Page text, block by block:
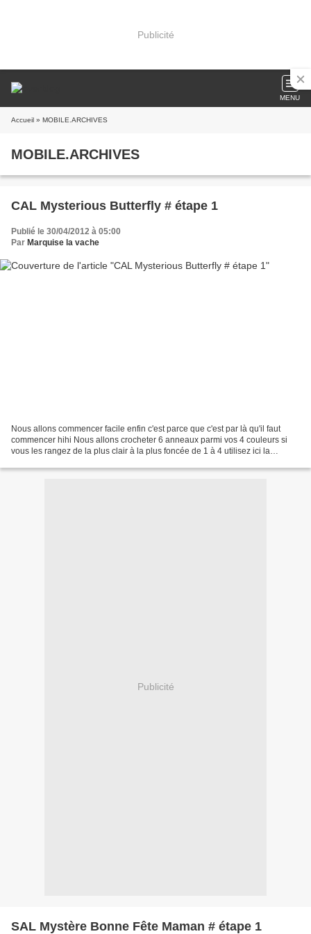
Publicité
MENU
Accueil » MOBILE.ARCHIVES
MOBILE.ARCHIVES
CAL Mysterious Butterfly # étape 1
Publié le 30/04/2012 à 05:00
Par Marquise la vache
Nous allons commencer facile enfin c'est parce que c'est par là qu'il faut
commencer hihi Nous allons crocheter 6 anneaux parmi vos 4 couleurs si
vous les rangez de la plus clair à la plus foncée de 1 à 4 utilisez ici la
Publicité
SAL Mystère Bonne Fête Maman # étape 1